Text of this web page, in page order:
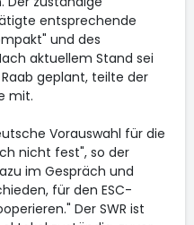
entsprechende
und des
aktuellem Stand sei
geplant, teilte der
mit.
Vorauswahl für die
nicht fest", so der
im Gespräch und
für den ESC-
Der SWR ist